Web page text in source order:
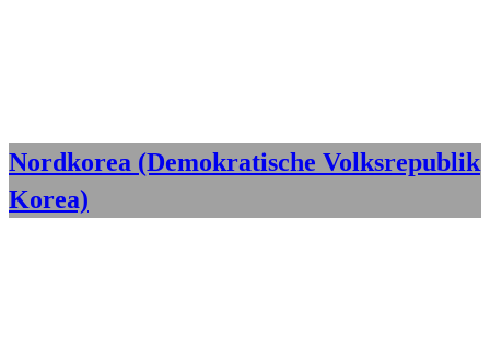
Nordkorea (Demokratische Volksrepublik
Korea)